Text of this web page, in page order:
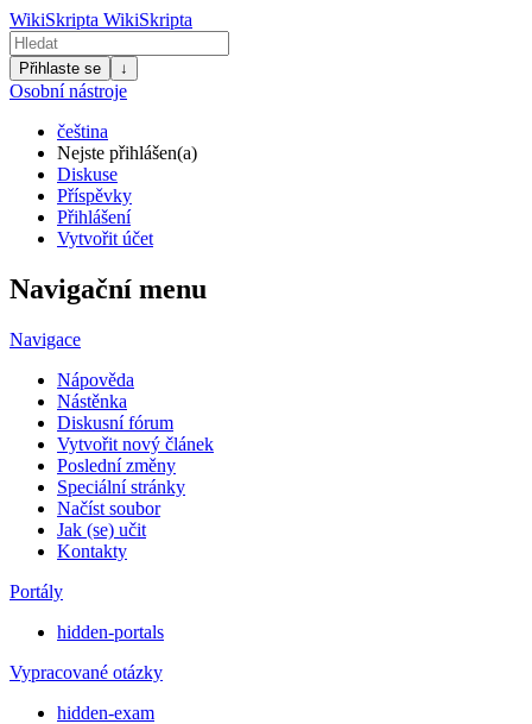
WikiSkripta WikiSkripta
Přihlaste se ↓
Osobní nástroje
čeština
Nejste přihlášen(a)
Diskuse
Příspěvky
Přihlášení
Vytvořit účet
Navigační menu
Navigace
Nápověda
Nástěnka
Diskusní fórum
Vytvořit nový článek
Poslední změny
Speciální stránky
Načíst soubor
Jak (se) učit
Kontakty
Portály
hidden-portals
Vypracované otázky
hidden-exam